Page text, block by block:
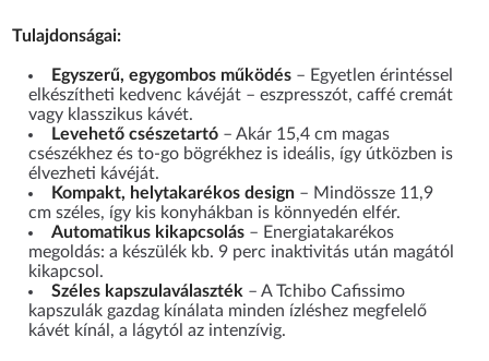
Tulajdonságai:
Egyszerű, egygombos működés – Egyetlen érintéssel
elkészítheti kedvenc kávéját – eszpresszót, caffé cremát
vagy klasszikus kávét.
Levehető csészetartó – Akár 15,4 cm magas
csészékhez és to-go bögrékhez is ideális, így útközben is
élvezheti kávéját.
Kompakt, helytakarékos design – Mindössze 11,9
cm széles, így kis konyhákban is könnyedén elfér.
Automatikus kikapcsolás – Energiatakarékos
megoldás: a készülék kb. 9 perc inaktivitás után magától
kikapcsol.
Széles kapszulaválaszték – A Tchibo Cafissimo
kapszulák gazdag kínálata minden ízléshez megfelelő
kávét kínál, a lágytól az intenzívig.